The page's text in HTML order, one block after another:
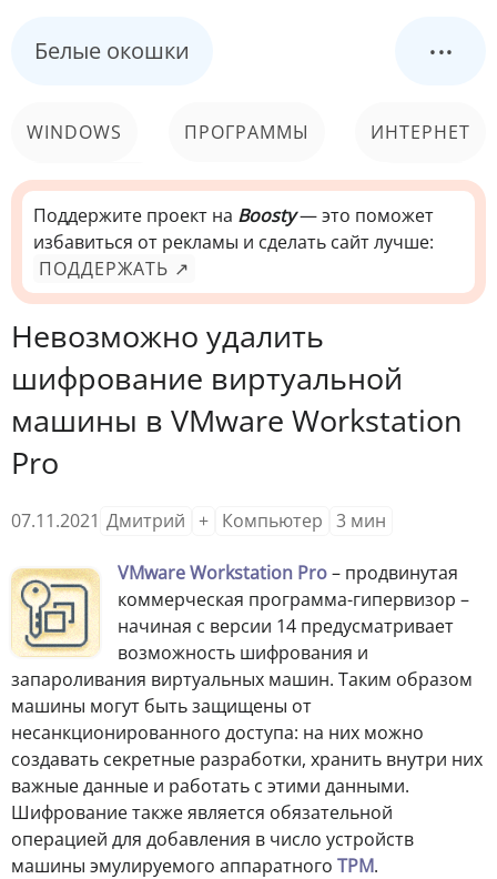
Белые окошки ...
WINDOWS ПРОГРАММЫ ИНТЕРНЕТ
КОМПЬЮТЕР
СИСТЕМА
Поддержите проект на Boosty— это поможет
избавиться от рекламы и сделать сайт лучше:
ПОДДЕРЖАТЬ ↗
Невозможно удалить
шифрование виртуальной
машины в VMware Workstation
Pro
07.11.2021 Дмитрий + Компьютер 3 мин
VMware Workstation Pro– продвинутая
коммерческая программа-гипервизор –
начиная с версии 14 предусматривает
возможность шифрования и
запароливания виртуальных машин. Таким образом
машины могут быть защищены от
несанкционированного доступа: на них можно
создавать секретные разработки, хранить внутри них
важные данные и работать с этими данными.
Шифрование также является обязательной
операцией для добавления в число устройств
машины эмулируемого аппаратного TPM.